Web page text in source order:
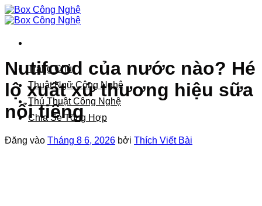
Bỏ
qua
dung
Trang Chủ
Thuật Ngữ Công Nghệ
Thủ Thuật Công Nghệ
Chia Sẻ Tổng Hợp
Nutifood của nước nào? Hé
lộ xuất xứ thương hiệu sữa
nổi tiếng
Đăng vào Tháng 8 6, 2026 bởi Thích Viết Bài